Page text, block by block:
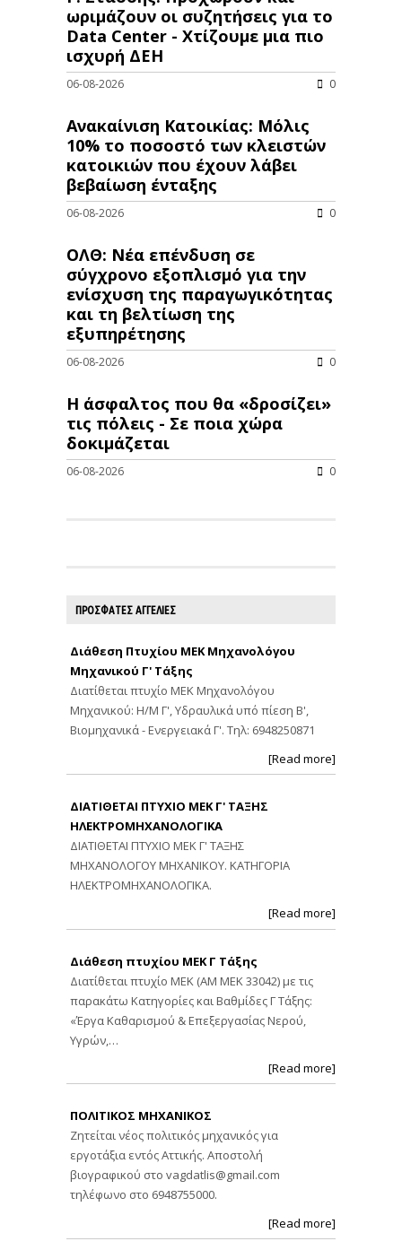
ωριμάζουν οι συζητήσεις για το
Data Center - Χτίζουμε μια πιο
ισχυρή ΔΕΗ
06-08-2026 0
Ανακαίνιση Κατοικίας: Μόλις
10% το ποσοστό των κλειστών
κατοικιών που έχουν λάβει
βεβαίωση ένταξης
06-08-2026 0
ΟΛΘ: Νέα επένδυση σε
σύγχρονο εξοπλισμό για την
ενίσχυση της παραγωγικότητας
και τη βελτίωση της
εξυπηρέτησης
06-08-2026 0
Η άσφαλτος που θα «δροσίζει»
τις πόλεις - Σε ποια χώρα
δοκιμάζεται
06-08-2026 0
ΠΡΟΣΦΑΤΕΣ ΑΓΓΕΛΙΕΣ
Διάθεση Πτυχίου ΜΕΚ Μηχανολόγου
Μηχανικού Γ' Τάξης
Διατίθεται πτυχίο ΜΕΚ Μηχανολόγου
Μηχανικού: Η/Μ Γ', Υδραυλικά υπό πίεση Β',
Βιομηχανικά - Ενεργειακά Γ'. Τηλ: 6948250871
[Read more]
ΔΙΑΤΙΘΕΤΑΙ ΠΤΥΧΙΟ ΜΕΚ Γ' ΤΑΞΗΣ
ΗΛΕΚΤΡΟΜΗΧΑΝΟΛΟΓΙΚΑ
ΔΙΑΤΙΘΕΤΑΙ ΠΤΥΧΙΟ ΜΕΚ Γ' ΤΑΞΗΣ
ΜΗΧΑΝΟΛΟΓΟΥ ΜΗΧΑΝΙΚΟΥ. ΚΑΤΗΓΟΡΙΑ
ΗΛΕΚΤΡΟΜΗΧΑΝΟΛΟΓΙΚΑ.
[Read more]
Διάθεση πτυχίου ΜΕΚ Γ Τάξης
Διατίθεται πτυχίο ΜΕΚ (ΑΜ ΜΕΚ 33042) με τις
παρακάτω Κατηγορίες και Βαθμίδες Γ Τάξης:
«Έργα Καθαρισμού & Επεξεργασίας Νερού,
Υγρών,…
[Read more]
ΠΟΛΙΤΙΚΟΣ ΜΗΧΑΝΙΚΟΣ
Ζητείται νέος πολιτικός μηχανικός για
εργοτάξια εντός Αττικής. Αποστολή
βιογραφικού στο vagdatlis@gmail.com
τηλέφωνο στο 6948755000.
[Read more]